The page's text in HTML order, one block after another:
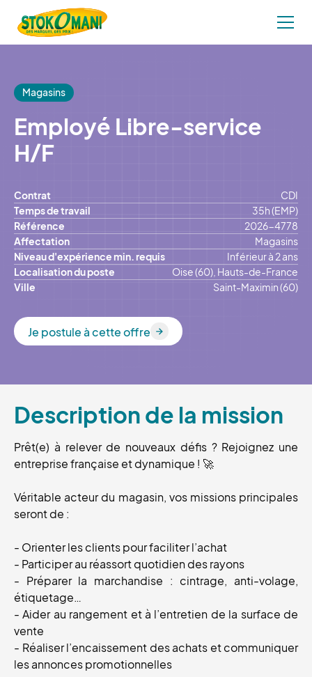
Magasins
Employé Libre-service
H/F
Contrat
CDI
Temps de travail
35h (EMP)
Référence
2026-4778
Affectation
Magasins
Niveau d'expérience min. requis
Inférieur à 2 ans
Localisation du poste
Oise (60), Hauts-de-France
Ville
Saint-Maximin (60)
Je postule à cette offre
Je postule à cette offre
Description de la mission
Prêt(e) à relever de nouveaux défis ? Rejoignez une
entreprise française et dynamique ! 🚀
Véritable acteur du magasin, vos missions principales
seront de :
- Orienter les clients pour faciliter l’achat
- Participer au réassort quotidien des rayons
- Préparer la marchandise : cintrage, anti-volage,
étiquetage…
- Aider au rangement et à l’entretien de la surface de
vente
- Réaliser l’encaissement des achats et communiquer
les annonces promotionnelles